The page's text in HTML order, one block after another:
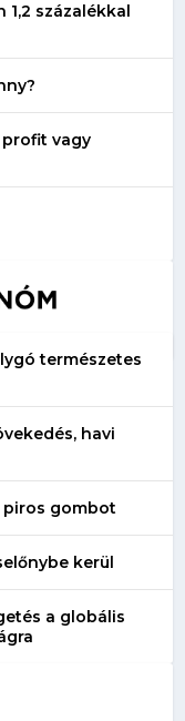
százalékkal
profit vagy
természetes
havi
piros gombot
kerül
a globális